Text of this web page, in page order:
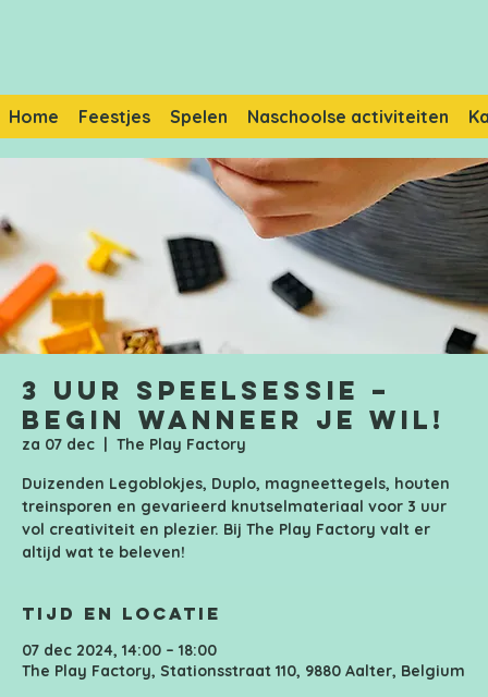
Home Feestjes Spelen Naschoolse activiteiten
3 uur speelsessie –
Begin wanneer je wil!
za 07 dec
  |
The Play Factory
Duizenden Legoblokjes, Duplo, magneettegels, houten
treinsporen en gevarieerd knutselmateriaal voor 3 uur
vol creativiteit en plezier. Bij The Play Factory valt er
altijd wat te beleven!
Tijd en locatie
07 dec 2024, 14:00 – 18:00
The Play Factory, Stationsstraat 110, 9880 Aalter, Belgium